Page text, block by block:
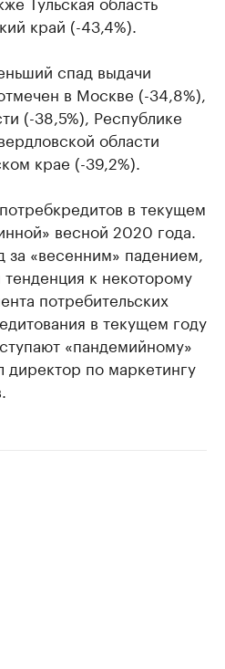
край (-43,4%).
спад выдачи
в Москве (-34,8%),
(-38,5%), Республике
области
крае (-39,2%).
в текущем
весной 2020 года.
за «весенним» падением,
к некоторому
потребительских
в текущем году
«пандемийному»
директор по маркетингу